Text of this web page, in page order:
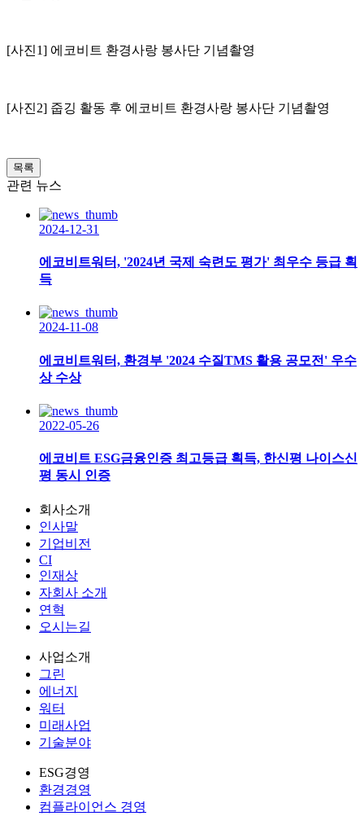
[사진1] 에코비트 환경사랑 봉사단 기념촬영
[사진2] 줍깅 활동 후 에코비트 환경사랑 봉사단 기념촬영
목록
관련 뉴스
2024-12-31
에코비트워터, '2024년 국제 숙련도 평가' 최우수 등급 획
득
2024-11-08
에코비트워터, 환경부 '2024 수질TMS 활용 공모전' 우수
상 수상
2022-05-26
에코비트 ESG금융인증 최고등급 획득, 한신평 나이스신
평 동시 인증
회사소개
인사말
기업비전
CI
인재상
자회사 소개
연혁
오시는길
사업소개
그린
에너지
워터
미래사업
기술분야
ESG경영
환경경영
컴플라이언스 경영